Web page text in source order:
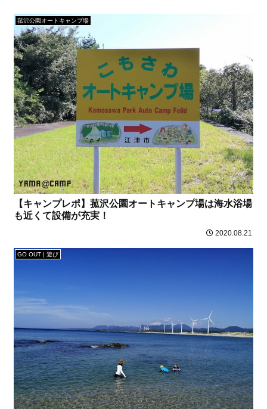
菰沢公園オートキャンプ場
【キャンプレポ】菰沢公園オートキャンプ場は海水浴場
も近くて設備が充実！
2020.08.21
GO OUT | 遊び